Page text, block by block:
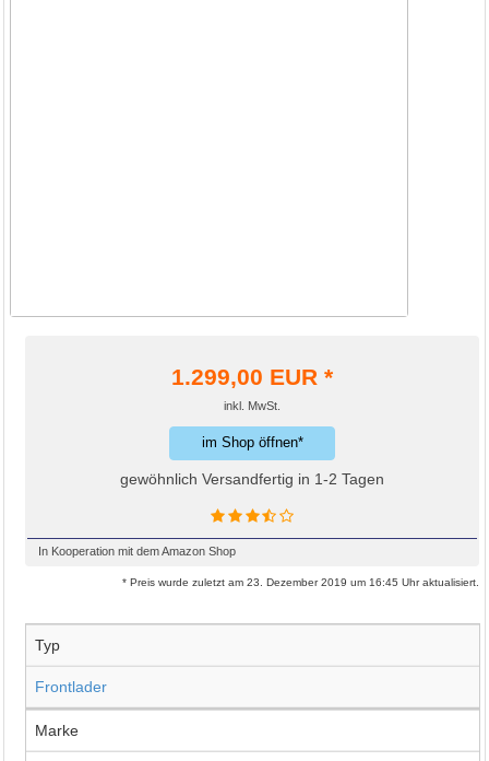
1.299,00 EUR *
inkl. MwSt.
im Shop öffnen*
gewöhnlich Versandfertig in 1-2 Tagen
In Kooperation mit dem Amazon Shop
* Preis wurde zuletzt am 23. Dezember 2019 um 16:45 Uhr aktualisiert.
Typ
Frontlader
Marke